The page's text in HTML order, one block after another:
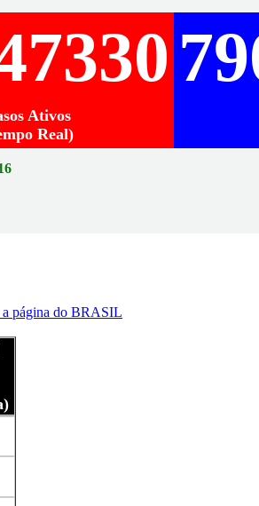
Ativos
Real)
a página do BRASIL